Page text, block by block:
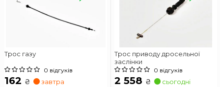
Трос газу
0 відгуків
162 ₴ завтра
Трос приводу дросельної
заслінки
0 відгуків
2 558 ₴ сьогодні